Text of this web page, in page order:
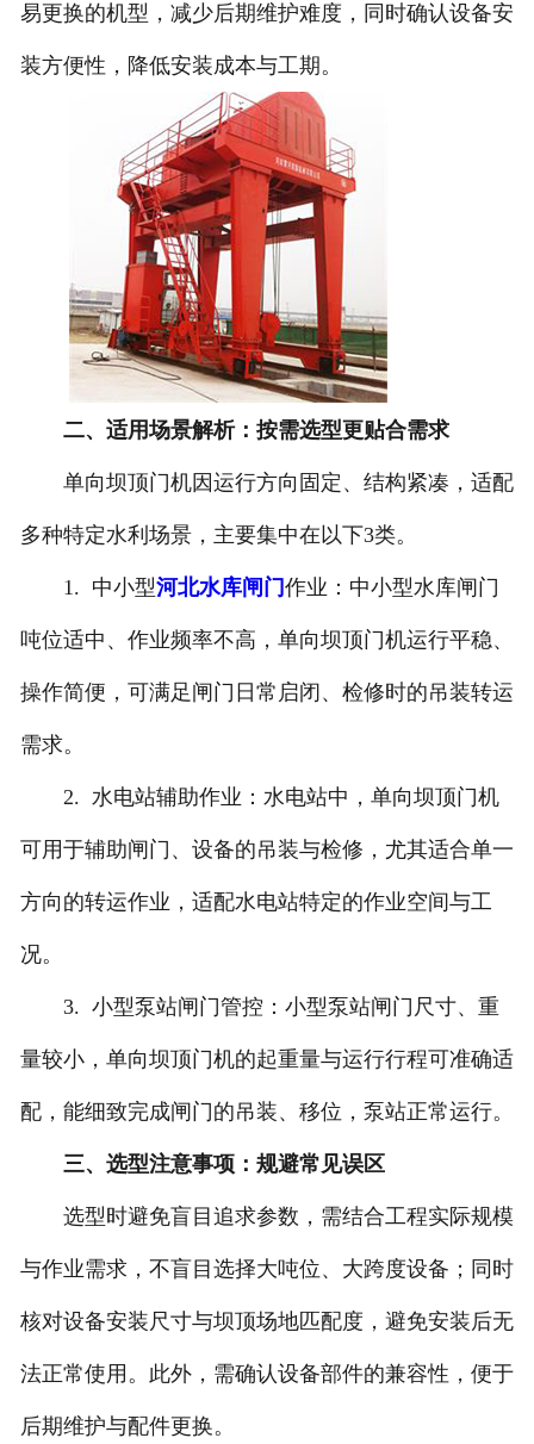
易更换的机型，减少后期维护难度，同时确认设备安
装方便性，降低安装成本与工期。
二、适用场景解析：按需选型更贴合需求
单向坝顶门机因运行方向固定、结构紧凑，适配
多种特定水利场景，主要集中在以下3类。
1. 中小型河北水库闸门作业：中小型水库闸门
吨位适中、作业频率不高，单向坝顶门机运行平稳、
操作简便，可满足闸门日常启闭、检修时的吊装转运
需求。
2. 水电站辅助作业：水电站中，单向坝顶门机
可用于辅助闸门、设备的吊装与检修，尤其适合单一
方向的转运作业，适配水电站特定的作业空间与工
况。
3. 小型泵站闸门管控：小型泵站闸门尺寸、重
量较小，单向坝顶门机的起重量与运行行程可准确适
配，能细致完成闸门的吊装、移位，泵站正常运行。
三、选型注意事项：规避常见误区
选型时避免盲目追求参数，需结合工程实际规模
与作业需求，不盲目选择大吨位、大跨度设备；同时
核对设备安装尺寸与坝顶场地匹配度，避免安装后无
法正常使用。此外，需确认设备部件的兼容性，便于
后期维护与配件更换。